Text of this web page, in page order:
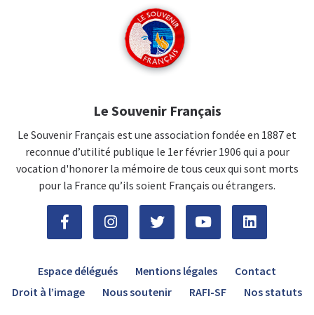
Le Souvenir Français
Le Souvenir Français est une association fondée en 1887 et
reconnue d’utilité publique le 1er février 1906 qui a pour
vocation d'honorer la mémoire de tous ceux qui sont morts
pour la France qu’ils soient Français ou étrangers.
Espace délégués Mentions légales
Contact
Droit à l’image
Nous soutenir RAFI-SF Nos statuts